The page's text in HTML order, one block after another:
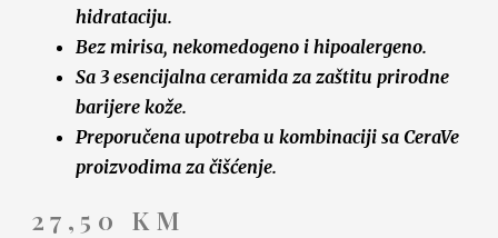
hidrataciju.
Bez mirisa, nekomedogeno i hipoalergeno.
Sa 3 esencijalna ceramida za zaštitu prirodne
barijere kože.
Preporučena upotreba u kombinaciji sa CeraVe
proizvodima za čišćenje.
27,50 KM